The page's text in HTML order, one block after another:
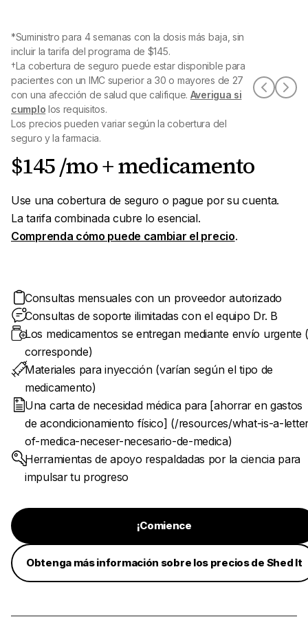
*Suministro para 4 semanas con la dosis más baja, sin
incluir la tarifa del programa de $145.
†La cobertura de seguro puede estar disponible para
pacientes con un IMC superior a 30 o mayores de 27
con una afección de salud que califique. Averigua si
cumplo los requisitos.
Los precios pueden variar según la cobertura del
seguro y la farmacia.
$145 /mo + medicamento
Use una cobertura de seguro o pague por su cuenta.
La tarifa combinada cubre lo esencial.
Comprenda cómo puede cambiar el precio.
Consultas mensuales con un proveedor autorizado
Consultas de soporte ilimitadas con el equipo Dr. B
Los medicamentos se entregan mediante envío urgente
corresponde)
Materiales para inyección (varían según el tipo de
medicamento)
Una carta de necesidad médica para [ahorrar en gastos
de acondicionamiento físico] (/resources/what-is-a-
of-medica-neceser-necesario-de-medica)
Herramientas de apoyo respaldadas por la ciencia para
impulsar tu progreso
¡Comience
Obtenga más información sobre los precios de Shed It